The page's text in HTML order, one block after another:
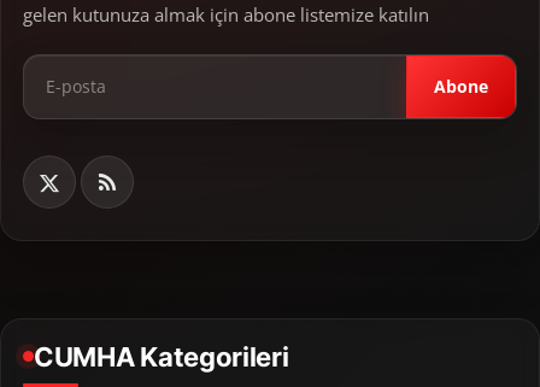
gelen kutunuza almak için abone listemize katılın
Abone
CUMHA Kategorileri